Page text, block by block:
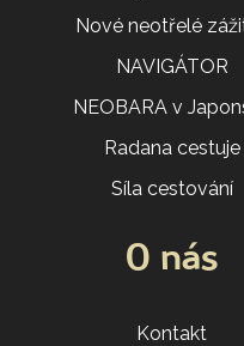
Nové neotřelé
NAVIGÁTOR
NEOBARA v
Radana cestuje
Síla cestování
O nás
Kontakt